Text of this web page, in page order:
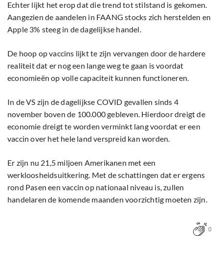
Echter lijkt het erop dat die trend tot stilstand is gekomen.
Aangezien de aandelen in FAANG stocks zich herstelden en
Apple 3% steeg in de dagelijkse handel.
De hoop op vaccins lijkt te zijn vervangen door de hardere
realiteit dat er nog een lange weg te gaan is voordat
economieën op volle capaciteit kunnen functioneren.
In de VS zijn de dagelijkse COVID gevallen sinds 4
november boven de 100.000 gebleven. Hierdoor dreigt de
economie dreigt te worden verminkt lang voordat er een
vaccin over het hele land verspreid kan worden.
Er zijn nu 21,5 miljoen Amerikanen met een
werkloosheidsuitkering. Met de schattingen dat er ergens
rond Pasen een vaccin op nationaal niveau is, zullen
handelaren de komende maanden voorzichtig moeten zijn.
0